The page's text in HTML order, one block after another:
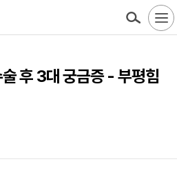
후 3대 궁금증 - 부평힘